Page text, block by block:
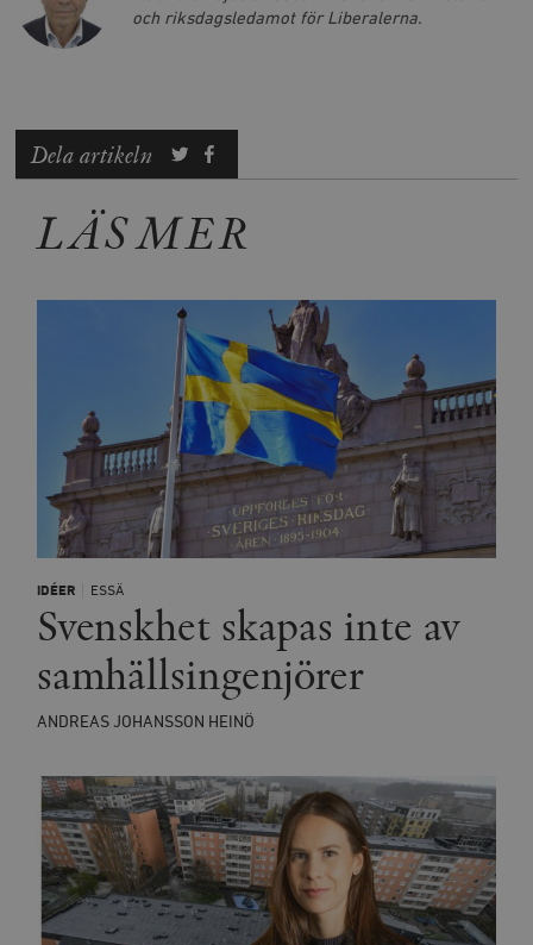
och riksdagsledamot för Liberalerna.
Dela artikeln
LÄS MER
IDÉER ESSÄ
Svenskhet skapas inte av
samhällsingenjörer
ANDREAS JOHANSSON HEINÖ